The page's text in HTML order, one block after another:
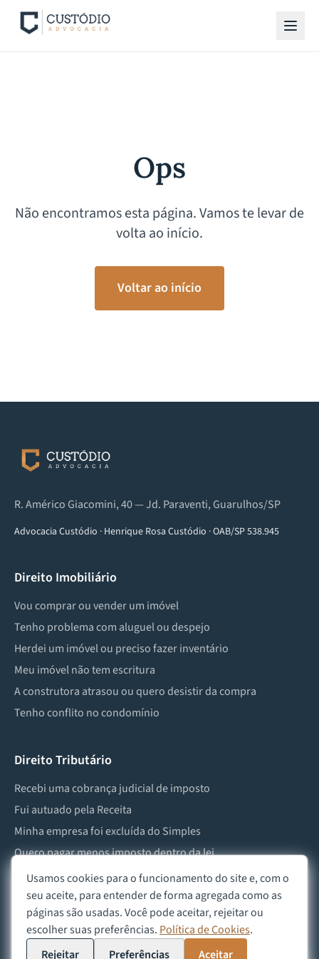
Ops
Não encontramos esta página. Vamos te levar de
volta ao início.
Voltar ao início
R. Américo Giacomini, 40 — Jd. Paraventi, Guarulhos/SP
Advocacia Custódio · Henrique Rosa Custódio ·OAB/SP 538.945
Direito Imobiliário
Vou comprar ou vender um imóvel
Tenho problema com aluguel ou despejo
Herdei um imóvel ou preciso fazer inventário
Meu imóvel não tem escritura
A construtora atrasou ou quero desistir da compra
Tenho conflito no condomínio
Direito Tributário
Recebi uma cobrança judicial de imposto
Fui autuado pela Receita
Minha empresa foi excluída do Simples
Quero pagar menos imposto dentro da lei
Preciso lidar com imposto de herança ou doação
2026Advocacia Custódio
Política de Privacidade Política de Cookies Aviso Legal
Usamos cookies para o funcionamento do site e, com o
seu aceite, para entender de forma agregada como as
páginas são usadas. Você pode aceitar, rejeitar ou
escolher suas preferências. Política de Cookies.
Rejeitar
Preferências Aceitar